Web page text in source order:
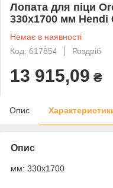
Лопата для піци
330x1700 мм Hendi
Немає в наявності
Код: 617854
Роздріб
13 915,09 ₴
Опис
Опис
мм: 330x1700